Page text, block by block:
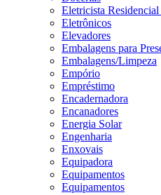
Eletricista Residencial
Eletrônicos
Elevadores
Embalagens para
Embalagens/Limpeza
Empório
Empréstimo
Encadernadora
Encanadores
Energia Solar
Engenharia
Enxovais
Equipadora
Equipamentos
Equipamentos